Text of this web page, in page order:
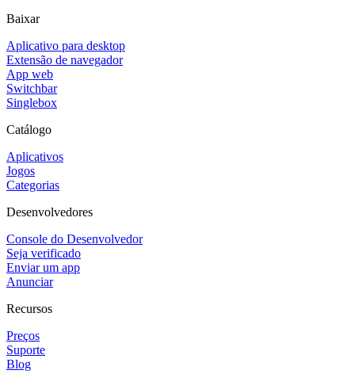
Baixar
Aplicativo para desktop
Extensão de navegador
App web
Switchbar
Singlebox
Catálogo
Aplicativos
Jogos
Categorias
Desenvolvedores
Console do Desenvolvedor
Seja verificado
Enviar um app
Anunciar
Recursos
Preços
Suporte
Blog